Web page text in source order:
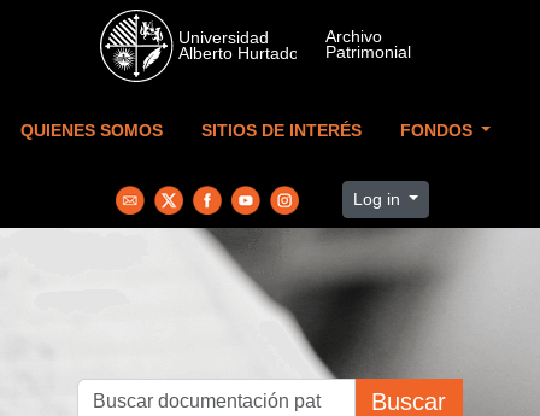
Skip to main content
QUIENES SOMOS SITIOS DE INTERÉS FONDOS
Log in
Buscar